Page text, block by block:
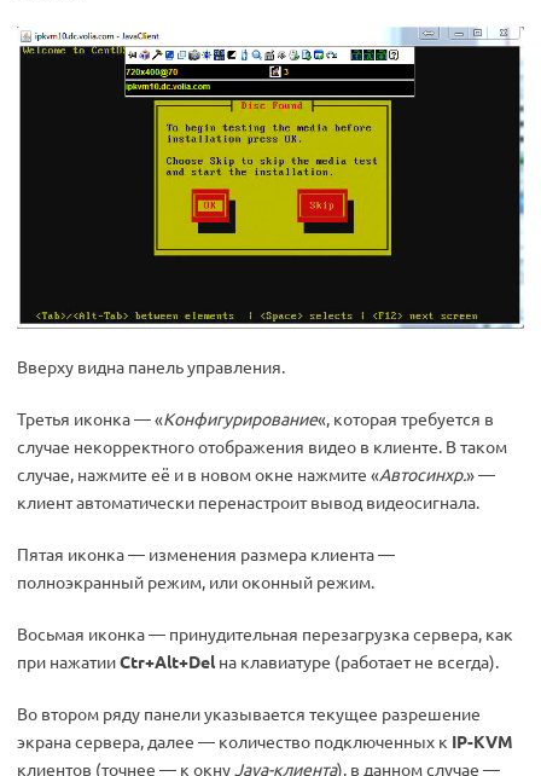
Вверху видна панель управления.
Третья иконка — «Конфигурирование«, которая требуется в
случае некорректного отображения видео в клиенте. В таком
случае, нажмите её и в новом окне нажмите «Автосинхр.» —
клиент автоматически перенастроит вывод видеосигнала.
Пятая иконка — изменения размера клиента —
полноэкранный режим, или оконный режим.
Восьмая иконка — принудительная перезагрузка сервера, как
при нажатииCtr+Alt+Delна клавиатуре (работает не всегда).
Во втором ряду панели указывается текущее разрешение
экрана сервера, далее — количество подключенных к IP-KVM
клиентов (точнее — к окну Java-клиента), в данном случае —